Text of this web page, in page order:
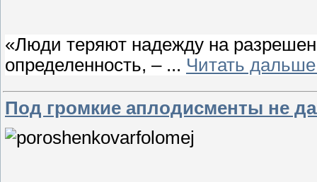
«Люди теряют надежду на
определенность, – ... Читать
Под громкие аплодисменты не